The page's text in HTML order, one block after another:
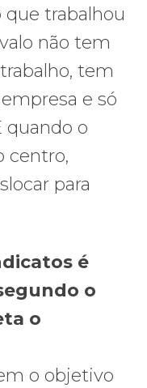
que trabalhou
não tem
tem
e só
quando o
centro,
para
é
o
o
o objetivo